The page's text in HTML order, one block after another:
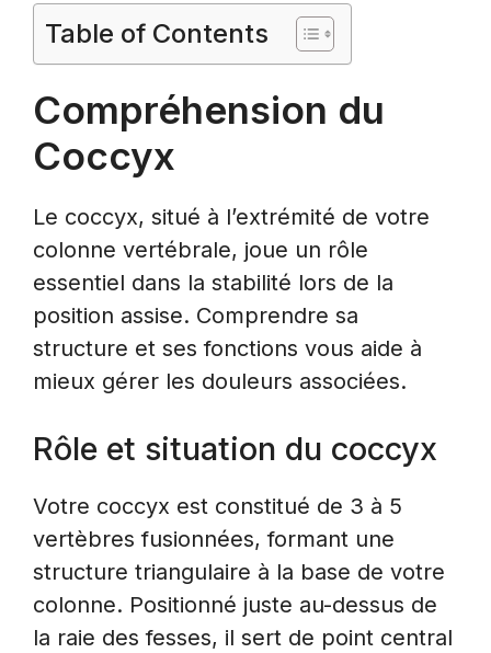
Table of Contents
Compréhension du
Coccyx
Le coccyx, situé à l’extrémité de votre
colonne vertébrale, joue un rôle
essentiel dans la stabilité lors de la
position assise. Comprendre sa
structure et ses fonctions vous aide à
mieux gérer les douleurs associées.
Rôle et situation du coccyx
Votre coccyx est constitué de 3 à 5
vertèbres fusionnées, formant une
structure triangulaire à la base de votre
colonne. Positionné juste au-dessus de
la raie des fesses, il sert de point central